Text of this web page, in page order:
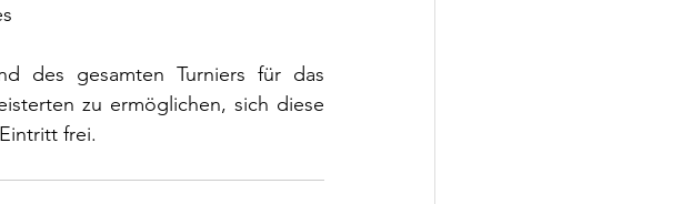
des gesamten Turniers für das
zu ermöglichen, sich diese
frei.